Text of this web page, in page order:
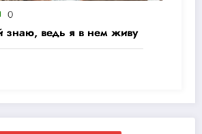
0
знаю, ведь я в нем живу